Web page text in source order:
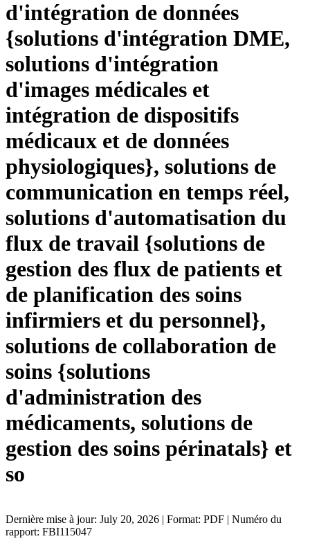
d'intégration de données
{solutions d'intégration DME,
solutions d'intégration
d'images médicales et
intégration de dispositifs
médicaux et de données
physiologiques}, solutions de
communication en temps réel,
solutions d'automatisation du
flux de travail {solutions de
gestion des flux de patients et
de planification des soins
infirmiers et du personnel},
solutions de collaboration de
soins {solutions
d'administration des
médicaments, solutions de
gestion des soins périnatals} et
so
Dernière mise à jour: July 20, 2026 | Format: PDF | Numéro du
rapport: FBI115047